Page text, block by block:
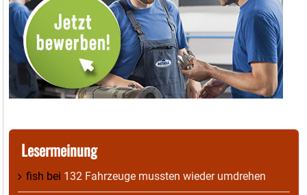
Lesermeinung
fish bei 132 Fahrzeuge mussten wieder umdrehen